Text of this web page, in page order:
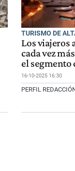
TURISMO DE
Los viajeros
cada vez
el segmento
16-10-2025 16:30
PERFIL